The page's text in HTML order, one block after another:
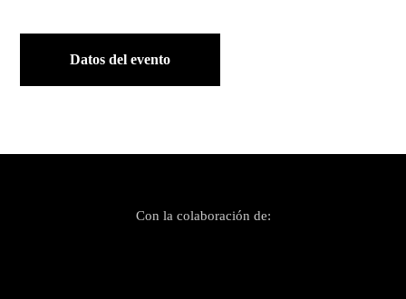
Datos del evento
Con la colaboración de: